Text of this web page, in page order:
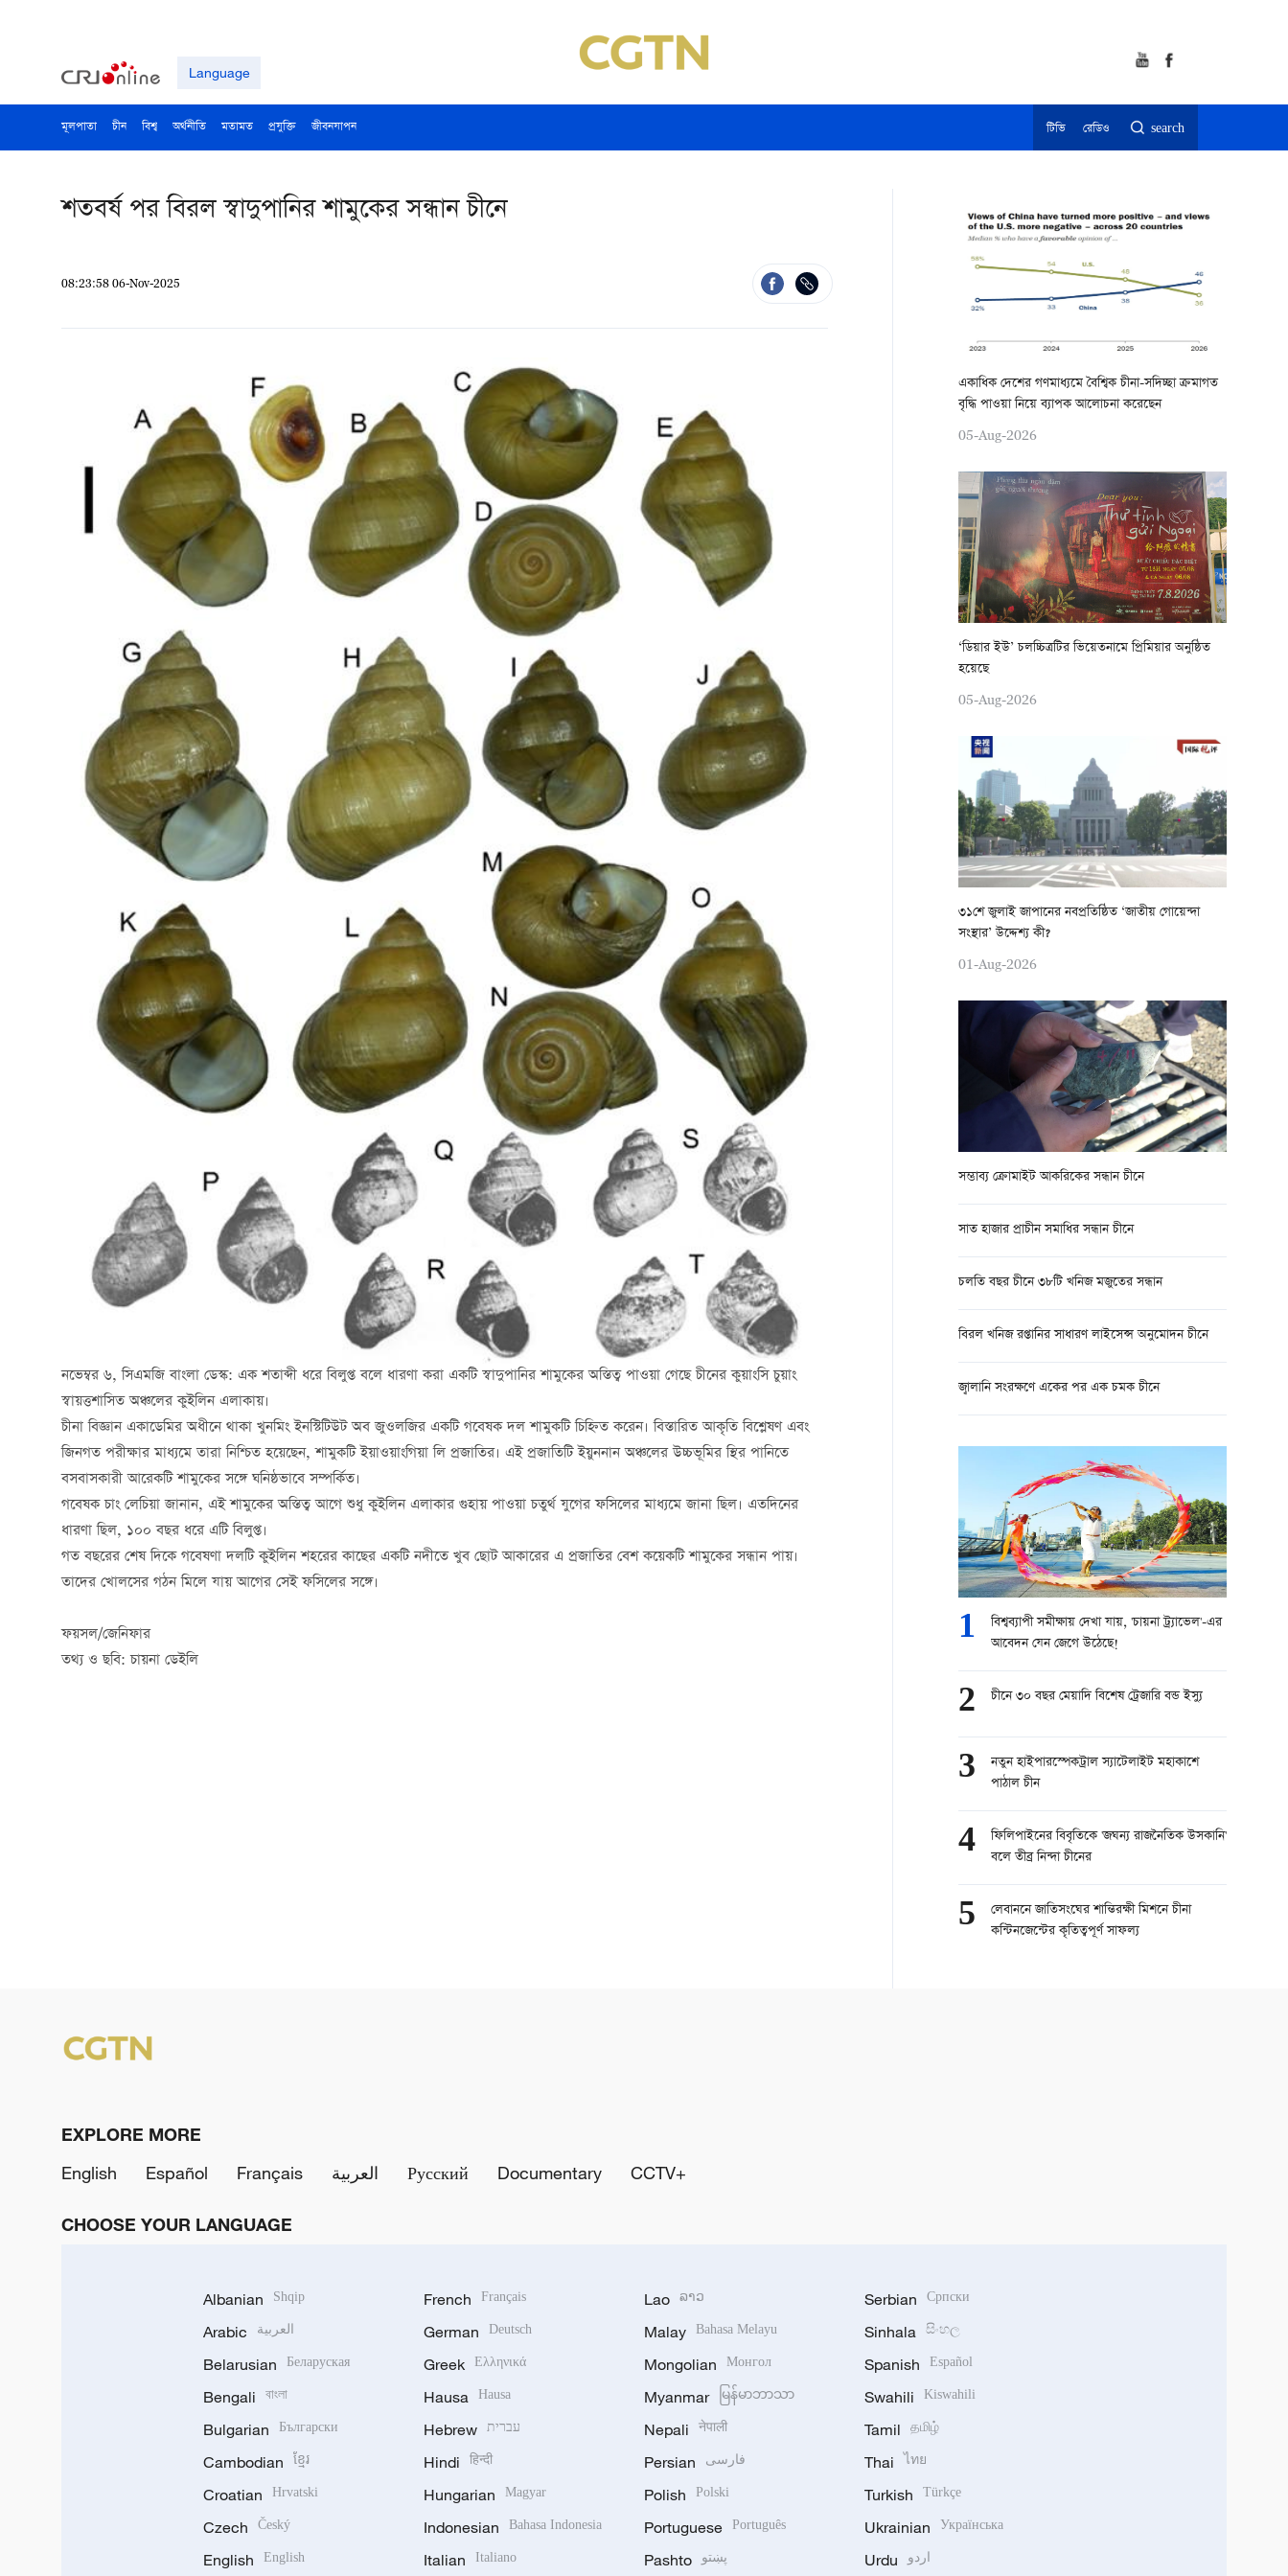
Language
মূলপাতা চীন বিশ্ব অর্থনীতি মতামত প্রযুক্তি জীবনযাপন টিভি রেডিও search
শতবর্ষ পর বিরল স্বাদুপানির শামুকের সন্ধান চীনে
08:23:58 06-Nov-2025
নভেম্বর ৬, সিএমজি বাংলা ডেস্ক: এক শতাব্দী ধরে বিলুপ্ত বলে ধারণা করা একটি স্বাদুপানির শামুকের অস্তিত্ব পাওয়া গেছে চীনের কুয়াংসি চুয়াং
স্বায়ত্তশাসিত অঞ্চলের কুইলিন এলাকায়।
চীনা বিজ্ঞান একাডেমির অধীনে থাকা খুনমিং ইনস্টিটিউট অব জুওলজির একটি গবেষক দল শামুকটি চিহ্নিত করেন। বিস্তারিত আকৃতি বিশ্লেষণ এবং
জিনগত পরীক্ষার মাধ্যমে তারা নিশ্চিত হয়েছেন, শামুকটি ইয়াওয়াংগিয়া লি প্রজাতির। এই প্রজাতিটি ইয়ুননান অঞ্চলের উচ্চভূমির স্থির পানিতে
বসবাসকারী আরেকটি শামুকের সঙ্গে ঘনিষ্ঠভাবে সম্পর্কিত।
গবেষক চাং লেচিয়া জানান, এই শামুকের অস্তিত্ব আগে শুধু কুইলিন এলাকার গুহায় পাওয়া চতুর্থ যুগের ফসিলের মাধ্যমে জানা ছিল। এতদিনের
ধারণা ছিল, ১০০ বছর ধরে এটি বিলুপ্ত।
গত বছরের শেষ দিকে গবেষণা দলটি কুইলিন শহরের কাছের একটি নদীতে খুব ছোট আকারের এ প্রজাতির বেশ কয়েকটি শামুকের সন্ধান পায়।
তাদের খোলসের গঠন মিলে যায় আগের সেই ফসিলের সঙ্গে।
ফয়সল/জেনিফার
তথ্য ও ছবি: চায়না ডেইলি
একাধিক দেশের গণমাধ্যমে বৈশ্বিক চীনা-সদিচ্ছা ক্রমাগত
বৃদ্ধি পাওয়া নিয়ে ব্যাপক আলোচনা করেছেন
05-Aug-2026
‘ডিয়ার ইউ’ চলচ্চিত্রটির ভিয়েতনামে প্রিমিয়ার অনুষ্ঠিত
হয়েছে
05-Aug-2026
৩১শে জুলাই জাপানের নবপ্রতিষ্ঠিত ‘জাতীয় গোয়েন্দা
সংস্থার’ উদ্দেশ্য কী?
01-Aug-2026
সম্ভাব্য ক্রোমাইট আকরিকের সন্ধান চীনে
সাত হাজার প্রাচীন সমাধির সন্ধান চীনে
চলতি বছর চীনে ৩৮টি খনিজ মজুতের সন্ধান
বিরল খনিজ রপ্তানির সাধারণ লাইসেন্স অনুমোদন চীনে
জ্বালানি সংরক্ষণে একের পর এক চমক চীনে
1
বিশ্বব্যাপী সমীক্ষায় দেখা যায়, 'চায়না ট্র্যাভেল'-এর
আবেদন যেন জেগে উঠেছে!
2 চীনে ৩০ বছর মেয়াদি বিশেষ ট্রেজারি বন্ড ইস্যু
3
নতুন হাইপারস্পেকট্রাল স্যাটেলাইট মহাকাশে
পাঠাল চীন
4
ফিলিপাইনের বিবৃতিকে 'জঘন্য রাজনৈতিক উসকানি'
বলে তীব্র নিন্দা চীনের
5
লেবাননে জাতিসংঘের শান্তিরক্ষী মিশনে চীনা
কন্টিনজেন্টের কৃতিত্বপূর্ণ সাফল্য
EXPLORE MORE
English
Español Français العربية Русский Documentary CCTV+
CHOOSE YOUR LANGUAGE
Albanian Shqip
Arabic العربية
Belarusian Беларуская
Bengali বাংলা
Bulgarian Български
Cambodian ខ្មែរ
Croatian Hrvatski
Czech Český
English English
French Français
German Deutsch
Greek Ελληνικά
Hausa Hausa
Hebrew עברית
Hindi हिन्दी
Hungarian Magyar
Indonesian Bahasa Indonesia
Italian Italiano
Lao ລາວ
Malay Bahasa Melayu
Mongolian Монгол
Myanmar မြန်မာဘာသာ
Nepali नेपाली
Persian فارسی
Polish Polski
Portuguese Português
Pashto پښتو
Serbian Српски
Sinhala සිංහල
Spanish Español
Swahili Kiswahili
Tamil தமிழ்
Thai ไทย
Turkish Türkçe
Ukrainian Українська
Urdu اردو